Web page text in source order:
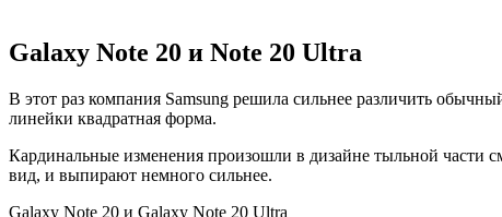
Galaxy Note 20 и Note 20 Ultra
В этот раз компания Samsung решила сильнее различить
линейки квадратная форма.
Кардинальные изменения произошли в дизайне тыльной части
вид, и выпирают немного сильнее.
Galaxy Note 20 и Galaxy Note 20 Ultra